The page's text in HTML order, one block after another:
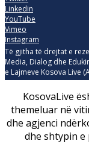
Linkedin
YouTube
Vimeo
Instagram
Të gjitha të drejtat e
Media, Dialog dhe
e Lajmeve Kosova Live
KosovaLive
themeluar në
dhe agjenci
dhe shtypin e